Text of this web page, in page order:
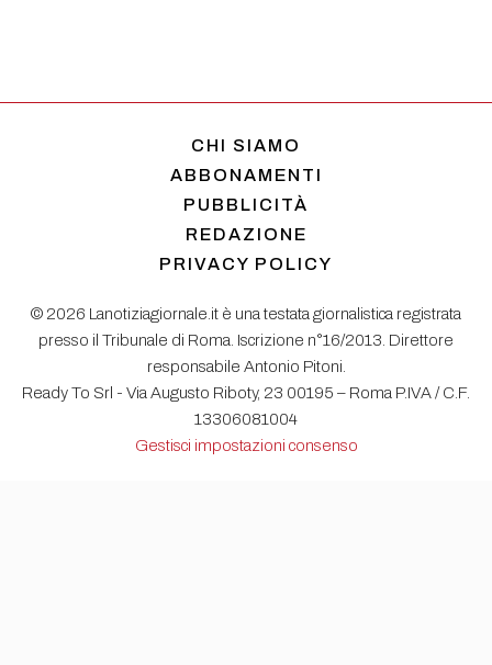
CHI SIAMO
ABBONAMENTI
PUBBLICITÀ
REDAZIONE
PRIVACY POLICY
© 2026 Lanotiziagiornale.it è una testata giornalistica registrata
presso il Tribunale di Roma. Iscrizione n°16/2013. Direttore
responsabile Antonio Pitoni.
Ready To Srl - Via Augusto Riboty, 23 00195 – Roma P.IVA / C.F.
13306081004
Gestisci impostazioni consenso